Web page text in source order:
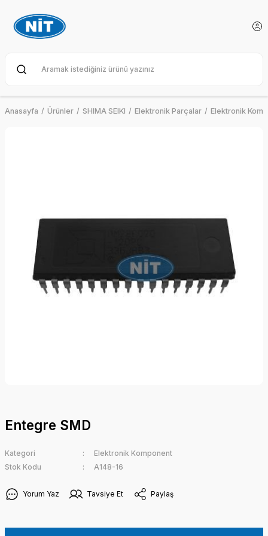
Anasayfa Ürünler SHIMA SEIKI Elektronik Parçalar Elektronik
Entegre SMD
Kategori
Elektronik Komponent
Stok Kodu
A148-16
Yorum Yaz Tavsiye Et Paylaş